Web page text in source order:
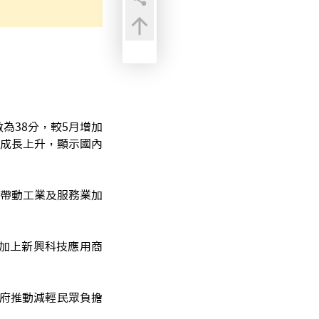
38分，較5月增加
長上升，顯示國內
動工業及服務業加
上新興科技應用商
推動減輕民眾負擔